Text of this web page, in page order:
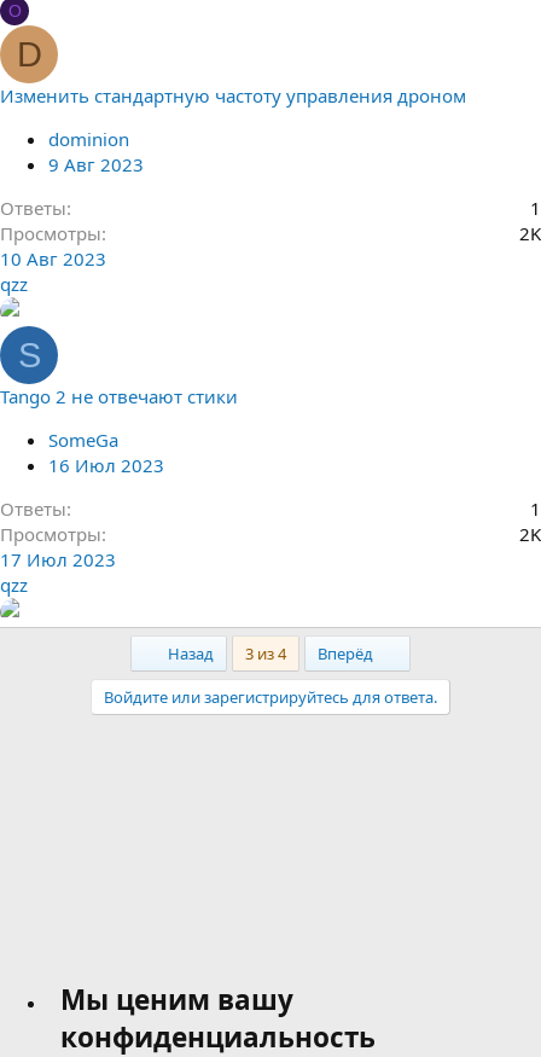
O
D
Изменить стандартную частоту управления дроном
dominion
9 Авг 2023
Ответы
1
Просмотры
2K
10 Авг 2023
qzz
S
Tango 2 не отвечают стики
SomeGa
16 Июл 2023
Ответы
1
Просмотры
2K
17 Июл 2023
qzz
Назад 3 из 4 Вперёд
Войдите или зарегистрируйтесь для ответа.
Мы ценим вашу
конфиденциальность